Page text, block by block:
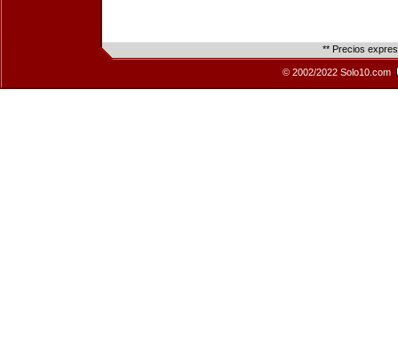
** Precios
© 2002/2022 Solo10.com